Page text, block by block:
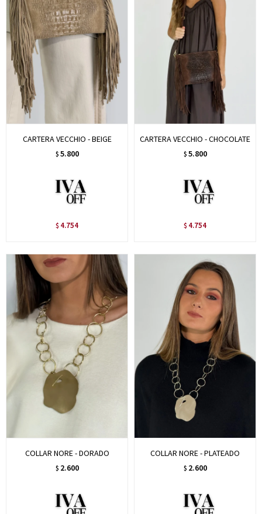
CARTERA VECCHIO - BEIGE
$ 5.800
$ 4.754
CARTERA VECCHIO - CHOCOLATE
$ 5.800
$ 4.754
COLLAR NORE - DORADO
$ 2.600
COLLAR NORE - PLATEADO
$ 2.600